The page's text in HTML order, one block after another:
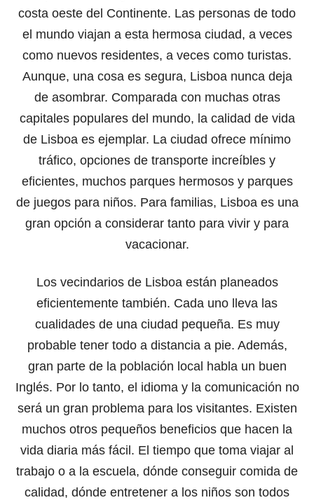
costa oeste del Continente. Las personas de todo
el mundo viajan a esta hermosa ciudad, a veces
como nuevos residentes, a veces como turistas.
Aunque, una cosa es segura, Lisboa nunca deja
de asombrar. Comparada con muchas otras
capitales populares del mundo, la calidad de vida
de Lisboa es ejemplar. La ciudad ofrece mínimo
tráfico, opciones de transporte increíbles y
eficientes, muchos parques hermosos y parques
de juegos para niños. Para familias, Lisboa es una
gran opción a considerar tanto para vivir y para
vacacionar.
Los vecindarios de Lisboa están planeados
eficientemente también. Cada uno lleva las
cualidades de una ciudad pequeña. Es muy
probable tener todo a distancia a pie. Además,
gran parte de la población local habla un buen
Inglés. Por lo tanto, el idioma y la comunicación no
será un gran problema para los visitantes. Existen
muchos otros pequeños beneficios que hacen la
vida diaria más fácil. El tiempo que toma viajar al
trabajo o a la escuela, dónde conseguir comida de
calidad, dónde entretener a los niños son todos